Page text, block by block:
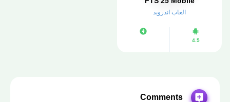
العاب اندرويد
4.5
Comments